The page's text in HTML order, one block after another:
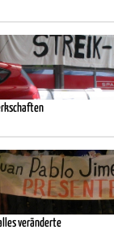
veränderte